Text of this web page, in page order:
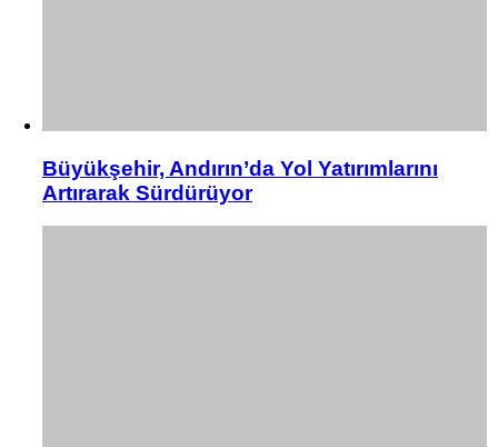
Büyükşehir, Andırın’da Yol Yatırımlarını
Artırarak Sürdürüyor